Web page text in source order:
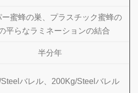
ー蜜蜂の巣、プラスチック蜜蜂の
平らなラミネーションの結合
半分年
バレル、200Kg/Steelバレル